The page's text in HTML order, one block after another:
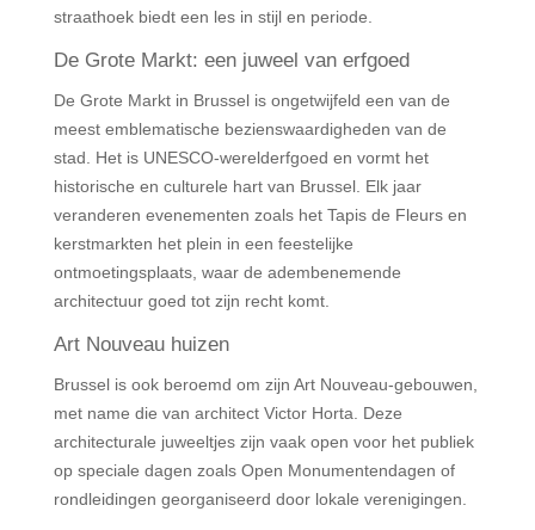
straathoek biedt een les in stijl en periode.
De Grote Markt: een juweel van erfgoed
De Grote Markt in Brussel is ongetwijfeld een van de
meest emblematische bezienswaardigheden van de
stad. Het is UNESCO-werelderfgoed en vormt het
historische en culturele hart van Brussel. Elk jaar
veranderen evenementen zoals het Tapis de Fleurs en
kerstmarkten het plein in een feestelijke
ontmoetingsplaats, waar de adembenemende
architectuur goed tot zijn recht komt.
Art Nouveau huizen
Brussel is ook beroemd om zijn Art Nouveau-gebouwen,
met name die van architect Victor Horta. Deze
architecturale juweeltjes zijn vaak open voor het publiek
op speciale dagen zoals Open Monumentendagen of
rondleidingen georganiseerd door lokale verenigingen.